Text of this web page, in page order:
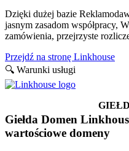
Dzięki dużej bazie
jasnym zasadom współpracy,
zamówienia, przejrzyste
Przejdź na stronę Linkhouse
🔍 Warunki usługi
Giełda Domen
wartościowe domeny